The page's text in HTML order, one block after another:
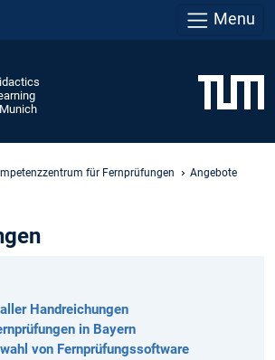
Menu
für Fernprüfungen
Angebote
Handreichungen
in Bayern
von Fernprüfungssoftware